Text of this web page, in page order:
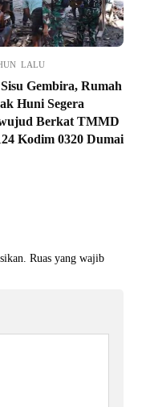
LALU
Gembira, Rumah
Huni Segera
Berkat TMMD
Kodim 0320 Dumai
Ruas yang wajib